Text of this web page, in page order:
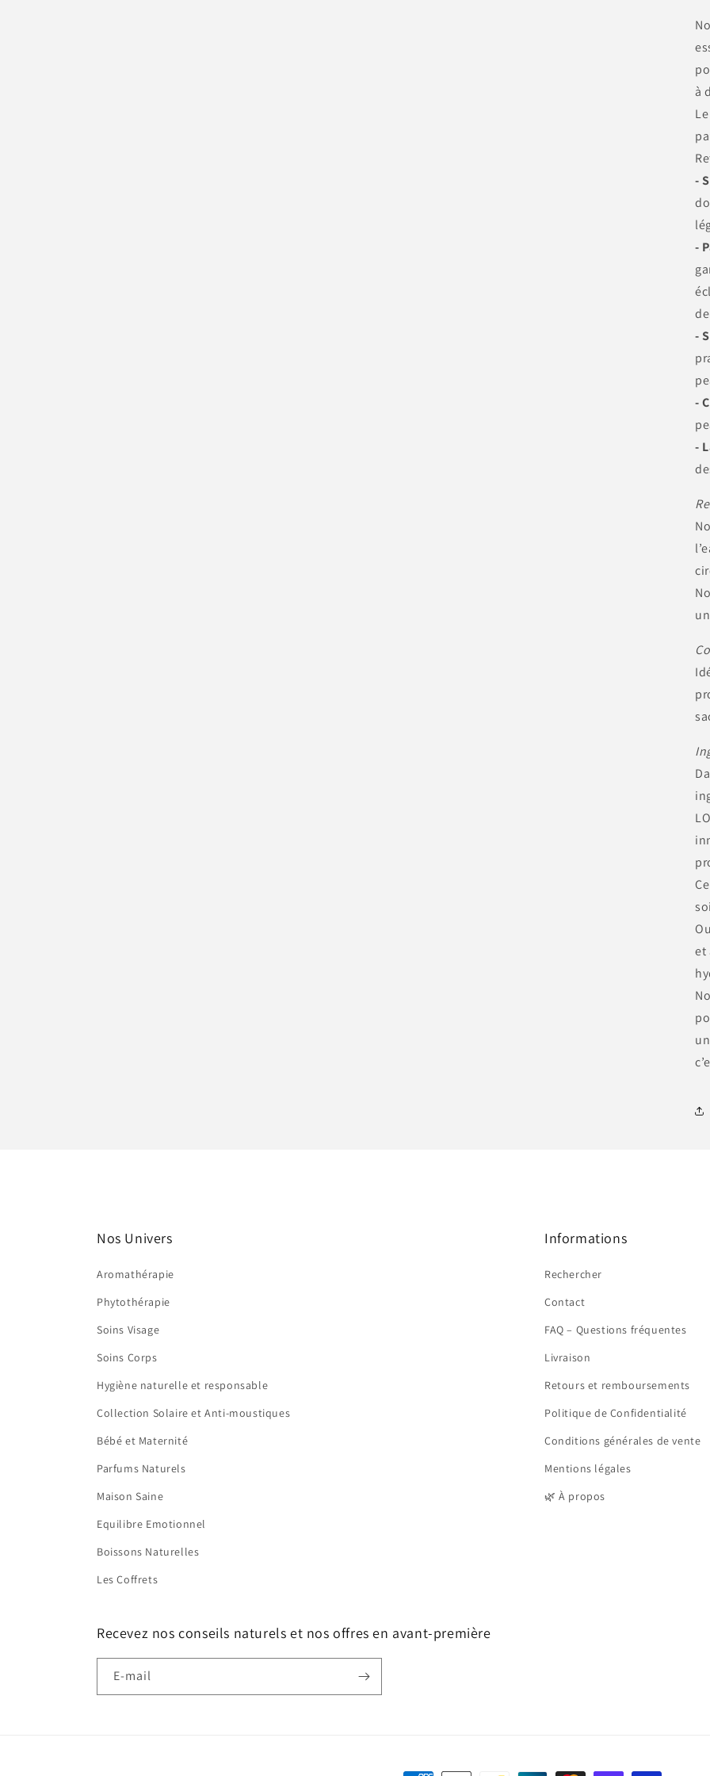
à
-
-
-
-
-
et
Nos Univers
Aromathérapie
Phytothérapie
Soins Visage
Soins Corps
Hygiène naturelle et responsable
Collection Solaire et Anti-moustiques
Bébé et Maternité
Parfums Naturels
Maison Saine
Equilibre Emotionnel
Boissons Naturelles
Les Coffrets
Informations
Rechercher
Contact
FAQ – Questions fréquentes
Livraison
Retours et remboursements
Politique de Confidentialité
Conditions générales de vente
Mentions légales
🌿 À propos
Recevez nos conseils naturels et nos offres en avant-première
E-mail